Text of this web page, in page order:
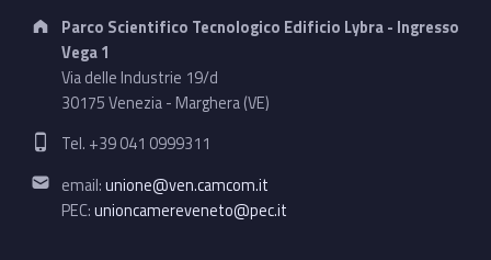
Address:
Parco Scientifico Tecnologico Edificio Lybra - Ingresso
Vega 1
Via delle Industrie 19/d
30175 Venezia - Marghera (VE)
Phone number:
Tel. +39 041 0999311
Email address:
email:unione@ven.camcom.it
PEC:unioncamereveneto@pec.it